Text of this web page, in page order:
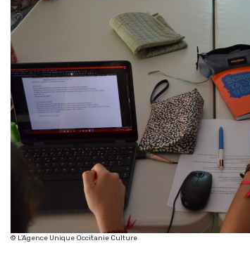
© L'Agence Unique Occitanie Culture